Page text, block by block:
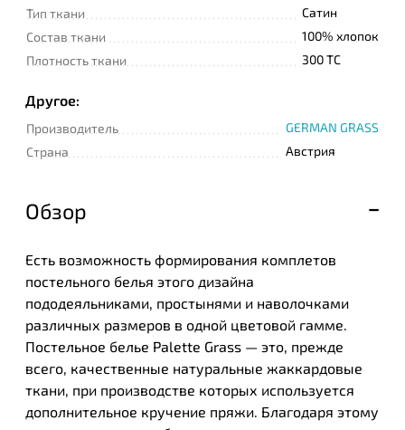
Тип ткани
Сатин
Состав ткани
100% хлопок
Плотность ткани
300 TC
Другое:
Производитель
GERMAN GRASS
Страна
Австрия
Обзор
Есть возможность формирования комплетов
постельного белья этого дизайна
пододеяльниками, простынями и наволочками
различных размеров в одной цветовой гамме.
Постельное белье Palette Grass — это, прежде
всего, качественные натуральные жаккардовые
ткани, при производстве которых используется
дополнительное кручение пряжи. Благодаря этому